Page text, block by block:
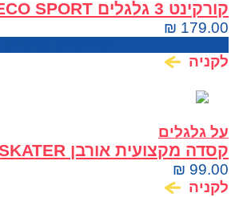
לילדים ₪ 179.00
לקניה
על גלגלים
קסדה מקצועית אורבן SKATER
₪ 99.00
לקניה